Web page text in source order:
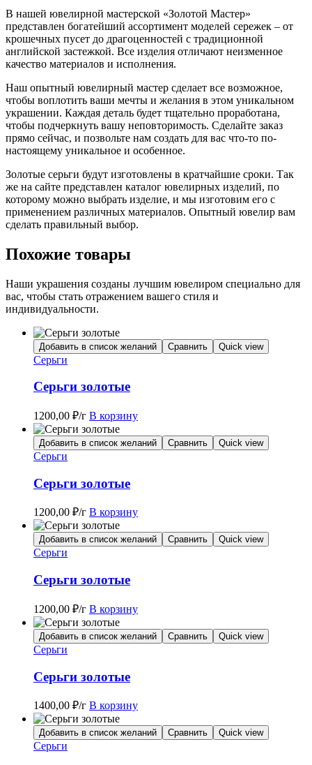
В нашей ювелирной мастерской «Золотой Мастер»
представлен богатейший ассортимент моделей сережек – от
крошечных пусет до драгоценностей с традиционной
английской застежкой. Все изделия отличают неизменное
качество материалов и исполнения.
Наш опытный ювелирный мастер сделает все возможное,
чтобы воплотить ваши мечты и желания в этом уникальном
украшении. Каждая деталь будет тщательно проработана,
чтобы подчеркнуть вашу неповторимость. Сделайте заказ
прямо сейчас, и позвольте нам создать для вас что-то по-
настоящему уникальное и особенное.
Золотые серьги будут изготовлены в кратчайшие сроки. Так
же на сайте представлен каталог ювелирных изделий, по
которому можно выбрать изделие, и мы изготовим его с
применением различных материалов. Опытный ювелир вам
сделать правильный выбор.
Похожие товары
Наши украшения созданы лучшим ювелиром специально для
вас, чтобы стать отражением вашего стиля и
индивидуальности.
Добавить в список желаний Сравнить Quick view
Серьги
Серьги золотые
1200,00 ₽/г В корзину
Добавить в список желаний Сравнить Quick view
Серьги
Серьги золотые
1200,00 ₽/г В корзину
Добавить в список желаний Сравнить Quick view
Серьги
Серьги золотые
1200,00 ₽/г В корзину
Добавить в список желаний Сравнить Quick view
Серьги
Серьги золотые
1400,00 ₽/г В корзину
Добавить в список желаний Сравнить Quick view
Серьги